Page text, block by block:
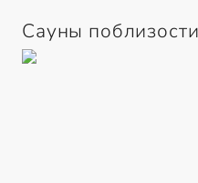
Сауны поблизости